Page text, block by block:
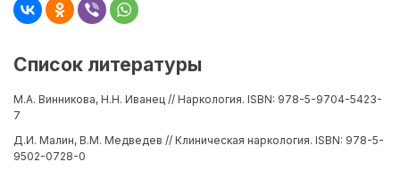
Список литературы
М.А. Винникова, Н.Н. Иванец // Наркология. ISBN: 978-5-9704-5423-
7
Д.И. Малин, В.М. Медведев // Клиническая наркология. ISBN: 978-5-
9502-0728-0